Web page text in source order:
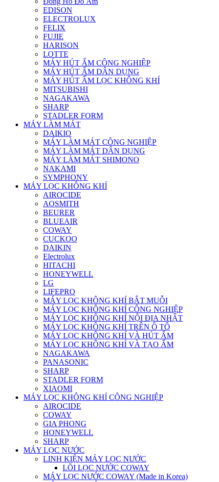
EDISON
ELECTROLUX
FELIX
FUJIE
HARISON
LOTTE
MÁY HÚT ẨM CÔNG NGHIỆP
MÁY HÚT ẨM DÂN DỤNG
MÁY HÚT ẨM LỌC KHÔNG KHÍ
MITSUBISHI
NAGAKAWA
SHARP
STADLER FORM
MÁY LÀM MÁT
DAIKIO
MÁY LÀM MÁT CÔNG NGHIỆP
MÁY LÀM MÁT DÂN DỤNG
MÁY LÀM MÁT SHIMONO
NAKAMI
SYMPHONY
MÁY LỌC KHÔNG KHÍ
AIROCIDE
AOSMITH
BEURER
BLUEAIR
COWAY
CUCKOO
DAIKIN
Electrolux
HITACHI
HONEYWELL
LG
LIFEPRO
MÁY LỌC KHÔNG KHÍ BẮT MUỖI
MÁY LỌC KHÔNG KHÍ CÔNG NGHIỆP
MÁY LỌC KHÔNG KHÍ NỘI ĐỊA NHẬT
MÁY LỌC KHÔNG KHÍ TRÊN Ô TÔ
MÁY LỌC KHÔNG KHÍ VÀ HÚT ẨM
MÁY LỌC KHÔNG KHÍ VÀ TẠO ẨM
NAGAKAWA
PANASONIC
SHARP
STADLER FORM
XIAOMI
MÁY LỌC KHÔNG KHÍ CÔNG NGHIỆP
AIROCIDE
COWAY
GIA PHONG
HONEYWELL
SHARP
MÁY LỌC NƯỚC
LINH KIỆN MÁY LỌC NƯỚC
LÕI LỌC NƯỚC COWAY
MÁY LỌC NƯỚC COWAY (Made in Korea)